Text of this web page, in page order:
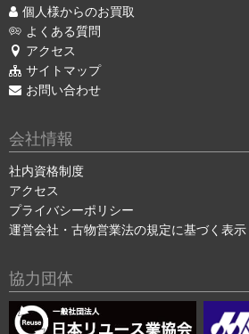
個人様からのお買取
よくある質問
アクセス
サイトマップ
お問い合わせ
会社情報
社内資格制度
アクセス
プライバシーポリシー
運営会社・古物営業法の規定に基づく表示
協力団体